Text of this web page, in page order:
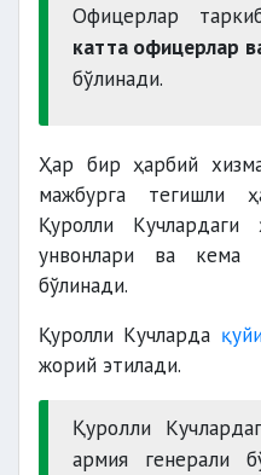
Офицерлар
катта офицерлар
бўлинади.
Ҳар бир ҳарбий
мажбурга тегишли
Қуролли
унвонлари ва кема
бўлинади.
Қуролли Кучларда
жорий этилади.
Қуролли
армия генерали